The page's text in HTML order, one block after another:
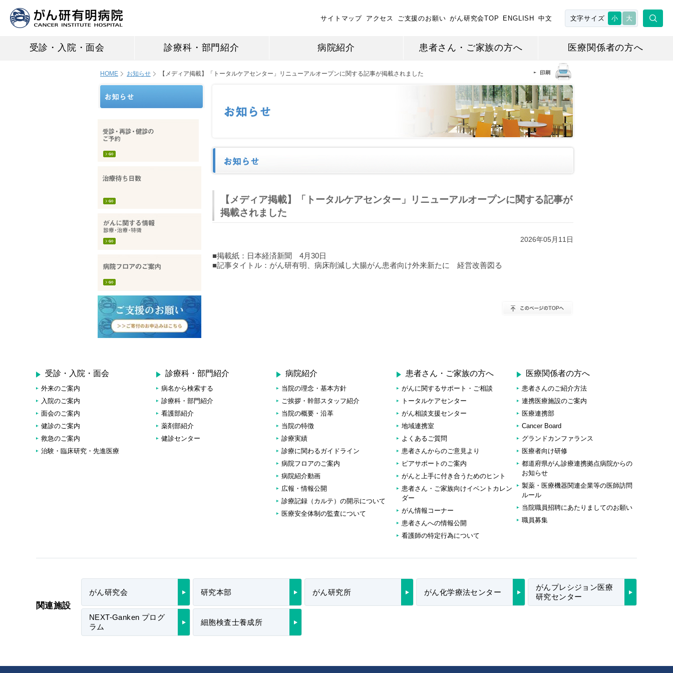
サイトマップ アクセス ご支援のお願い がん研究会TOP ENGLISH 中文 文字サイズ 小 大
受診・入院・面会 診療科・部門紹介 病院紹介 患者さん・ご家族の方へ 医療関係者の方へ
HOME お知らせ 【メディア掲載】「トータルケアセンター」リニューアルオープンに関する記事が掲載されました
【メディア掲載】「トータルケアセンター」リニューアルオープンに関する記事が
掲載されました
2026年05月11日
■掲載紙：日本経済新聞 4月30日
■記事タイトル：がん研有明、病床削減し大腸がん患者向け外来新たに 経営改善図る
受診・入院・面会
外来のご案内
入院のご案内
面会のご案内
健診のご案内
救急のご案内
治験・臨床研究・先進医療
診療科・部門紹介
病名から検索する
診療科・部門紹介
看護部紹介
薬剤部紹介
健診センター
病院紹介
当院の理念・基本方針
ご挨拶・幹部スタッフ紹介
当院の概要・沿革
当院の特徴
診療実績
診療に関わるガイドライン
病院フロアのご案内
病院紹介動画
広報・情報公開
診療記録（カルテ）の開示について
医療安全体制の監査について
患者さん・ご家族の方へ
がんに関するサポート・ご相談
トータルケアセンター
がん相談支援センター
地域連携室
よくあるご質問
患者さんからのご意見より
ピアサポートのご案内
がんと上手に付き合うためのヒント
患者さん・ご家族向けイベントカレン
ダー
がん情報コーナー
患者さんへの情報公開
看護師の特定行為について
医療関係者の方へ
患者さんのご紹介方法
連携医療施設のご案内
医療連携部
Cancer Board
グランドカンファランス
医療者向け研修
都道府県がん診療連携拠点病院からの
お知らせ
製薬・医療機器関連企業等の医師訪問
ルール
当院職員招聘にあたりましてのお願い
職員募集
関連施設
がん研究会 研究本部 がん研究所 がん化学療法センター
がんプレシジョン医療
研究センター
NEXT-Ganken プログ
ラム
細胞検査士養成所